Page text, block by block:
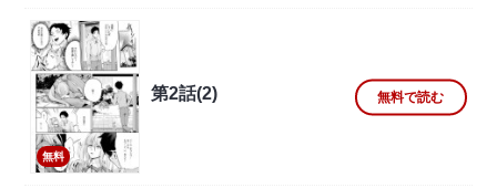
無料
第2話(2) 無料で読む